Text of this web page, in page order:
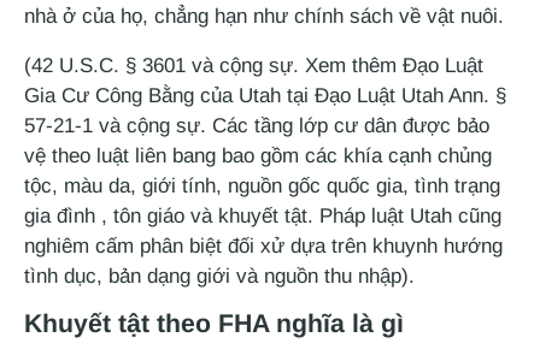
nhà ở của họ, chẳng hạn như chính sách về vật nuôi.
(42 U.S.C. § 3601 và cộng sự. Xem thêm Đạo Luật
Gia Cư Công Bằng của Utah tại Đạo Luật Utah Ann. §
57-21-1 và cộng sự. Các tầng lớp cư dân được bảo
vệ theo luật liên bang bao gồm các khía cạnh chủng
tộc, màu da, giới tính, nguồn gốc quốc gia, tình trạng
gia đình , tôn giáo và khuyết tật. Pháp luật Utah cũng
nghiêm cấm phân biệt đối xử dựa trên khuynh hướng
tình dục, bản dạng giới và nguồn thu nhập).
Khuyết tật theo FHA nghĩa là gì